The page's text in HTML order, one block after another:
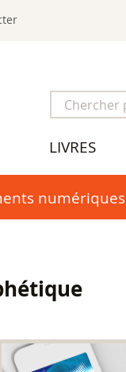
LIVRES
numériques